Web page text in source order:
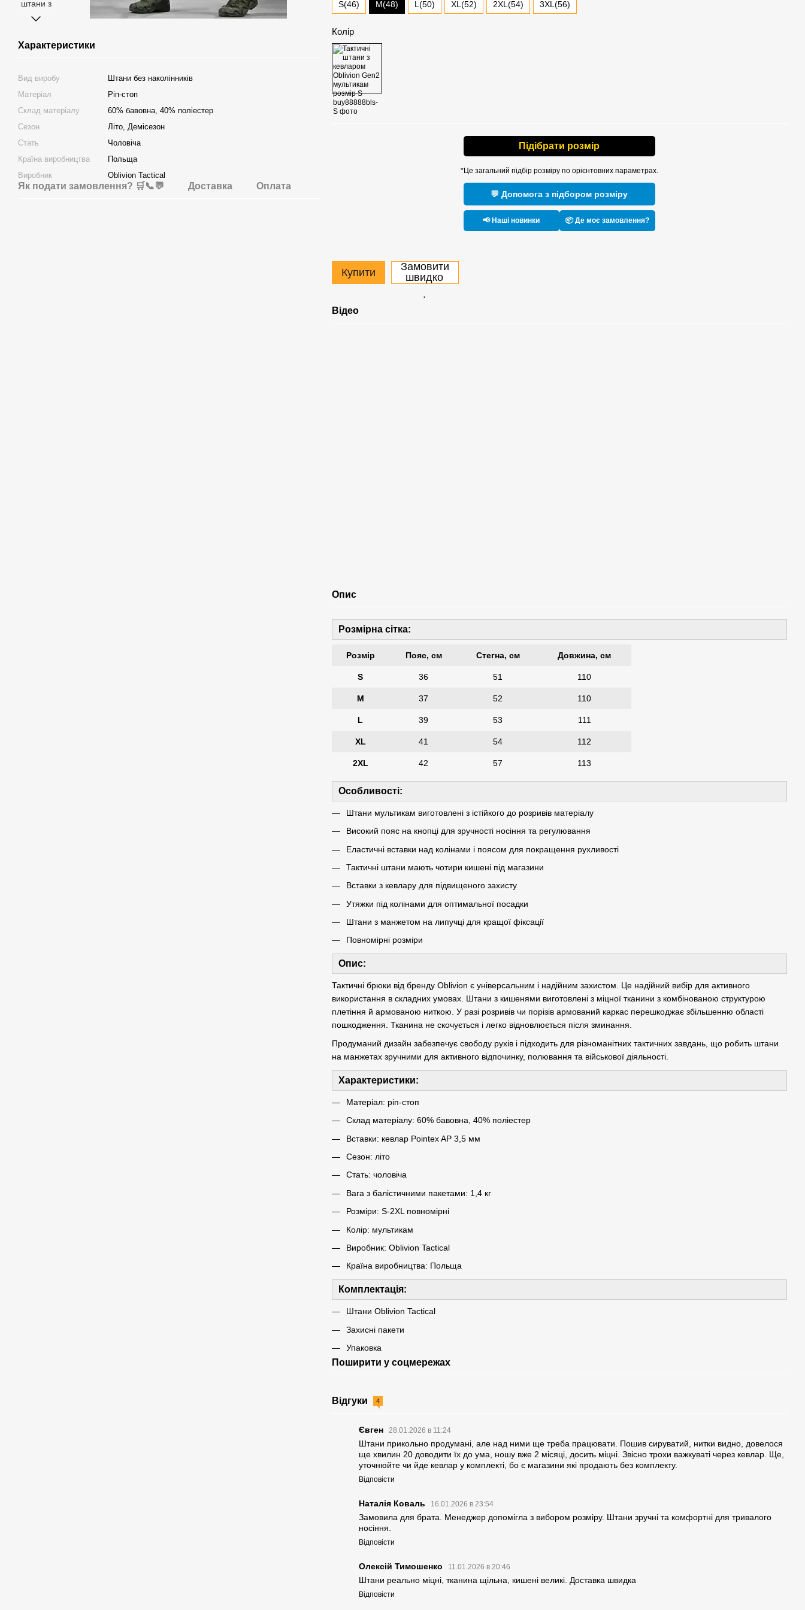
Характеристики
Вид виробу
Штани без наколінників
Матеріал
Ріп-стоп
Склад матеріалу
60% бавовна, 40% поліестер
Сезон
Літо, Демісезон
Стать
Чоловіча
Країна виробництва
Польща
Виробник
Oblivion Tactical
Як подати замовлення? 🛒📞💬 Доставка Оплата
S(46) M(48) L(50) XL(52) 2XL(54) 3XL(56)
Колір
Підібрати розмір
*Це загальний підбір розміру по орієнтовних параметрах.
💬 Допомога з підбором розміру
📢 Наші новинки 📦 Де моє замовлення?
Купити
Замовити
швидко
.
Відео
Опис
Розмірна сітка:
Розмір Пояс, см Стегна, см Довжина, см
S 36 51 110
M 37 52 110
L 39 53 111
XL 41 54 112
2XL 42 57 113
Особливості:
Штани мультикам виготовлені з істійкого до розривів матеріалу
Високий пояс на кнопці для зручності носіння та регулювання
Еластичні вставки над колінами і поясом для покращення рухливості
Тактичні штани мають чотири кишені під магазини
Вставки з кевлару для підвищеного захисту
Утяжки під колінами для оптимальної посадки
Штани з манжетом на липучці для кращої фіксації
Повномірні розміри
Опис:
Тактичні брюки від бренду Oblivion є універсальним і надійним захистом. Це надійний вибір для активного
використання в складних умовах. Штани з кишенями виготовлені з міцної тканини з комбінованою структурою
плетіння й армованою ниткою. У разі розривів чи порізів армований каркас перешкоджає збільшенню області
пошкодження. Тканина не скочується і легко відновлюється після зминання.
Продуманий дизайн забезпечує свободу рухів і підходить для різноманітних тактичних завдань, що робить штани
на манжетах зручними для активного відпочинку, полювання та військової діяльності.
Характеристики:
Матеріал: ріп-стоп
Склад матеріалу: 60% бавовна, 40% поліестер
Вставки: кевлар Pointex AP 3,5 мм
Сезон: літо
Стать: чоловіча
Вага з балістичними пакетами: 1,4 кг
Розміри: S-2XL повномірні
Колір: мультикам
Виробник: Oblivion Tactical
Країна виробництва: Польща
Комплектація:
Штани Oblivion Tactical
Захисні пакети
Упаковка
Поширити у соцмережах
Відгуки 4
Євген 28.01.2026 в 11:24
Штани прикольно продумані, але над ними ще треба працювати. Пошив сируватий, нитки видно, довелося
ще хвилин 20 доводити їх до ума, ношу вже 2 місяці, досить міцні. Звісно трохи важкуваті через кевлар. Ще,
уточнюйте чи йде кевлар у комплекті, бо є магазини які продають без комплекту.
Відповісти
Наталія Коваль 16.01.2026 в 23:54
Замовила для брата. Менеджер допомігла з вибором розміру. Штани зручні та комфортні для тривалого
носіння.
Відповісти
Олексій Тимошенко 11.01.2026 в 20:46
Штани реально міцні, тканина щільна, кишені великі. Доставка швидка
Відповісти